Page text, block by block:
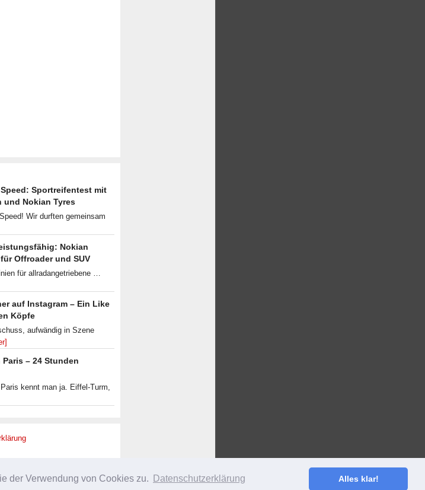
der Verwendung von Cookies zu. Datenschutzerklärung Alles klar!
Sportreifentest mit
und Nokian Tyres
Wir durften gemeinsam
Nokian
Offroader und SUV
für allradangetriebene …
auf Instagram – Ein Like
Köpfe
aufwändig in Szene
– 24 Stunden
kennt man ja. Eiffel-Turm,
THEME ONGENESIS FRAMEWORK ·WORDPRESS·ANMELDEN